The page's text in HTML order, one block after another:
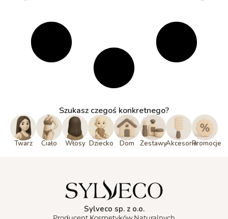
Szukasz czegoś konkretnego?
Twarz Ciało Włosy Dziecko Dom ZestawyAkcesoriaPromocje
Sylveco sp. z o.o.